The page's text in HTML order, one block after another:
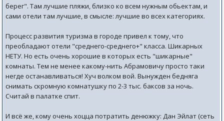
берег". Там лучшие пляжи, близко ко всем нужным обьектам, и
сами отели там лучшие, в смысле: лучшие во всех категориях.
Процесс развития туризма в городе привел к тому, что
преобладают отели "среднего-среднего+" класса. Шикарных
НЕТУ. Но есть очень хорошие в которых есть "шикарные"
комнаты. Тем не менее какому-нить Абрамовичу просто таки
негде останавливаться! Хуч волком вой. Вынужден бедняга
снимать скромную комнатушку по 2-3 тыс. баксов за ночь.
Считай в палатке спит.
И всё же, кому очень хоцца потратить денюжку: Дан Эйлат (сеть